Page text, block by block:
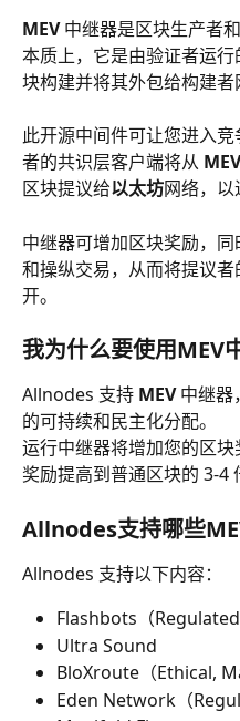
MEV 中继器是区块生产者
本质上，它是由验证者运
块构建并将其外包给构建者
此开源中间件可让您进入
者的共识层客户端将从
区块提议给以太坊网络，以
中继器可增加区块奖励，
和操纵交易，从而将提议
开。
我为什么要使用MEV
Allnodes 支持 MEV 中继器
的可持续和民主化分配。
运行中继器将增加您的区块
奖励提高到普通区块的 3-4
Allnodes支持哪些
Allnodes 支持以下内容：
Flashbots（Regulated
Ultra Sound
BloXroute（Ethical,
Eden Network（